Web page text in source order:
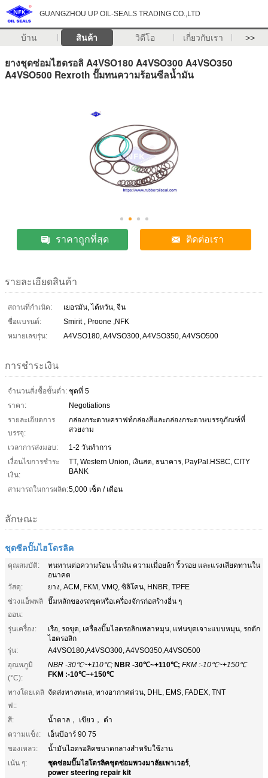
GUANGZHOU UP OIL-SEALS TRADING CO.,LTD
บ้าน สินค้า วิดีโอ เกี่ยวกับเรา >>
ยางชุดซ่อมไฮดรอลิ A4VSO180 A4VSO300 A4VSO350
A4VSO500 Rexroth ปั๊มทนความร้อนซีลน้ำมัน
ราคาถูกที่สุด ติดต่อเรา
รายละเอียดสินค้า
สถานที่กำเนิด:
เยอรมัน, ไต้หวัน, จีน
ชื่อแบรนด์:
Smirit , Proone ,NFK
หมายเลขรุ่น:
A4VSO180, A4VSO300, A4VSO350, A4VSO500
การชำระเงิน
จำนวนสั่งซื้อขั้นต่ำ: ชุดที่ 5
ราคา:
Negotiations
รายละเอียดการ
บรรจุ:
กล่องกระดาษคราฟท์กล่องสีและกล่องกระดาษบรรจุภัณฑ์ที่
สวยงาม
เวลาการส่งมอบ:
1-2 วันทำการ
เงื่อนไขการชำระ
เงิน:
TT, Western Union, เงินสด, ธนาคาร, PayPal.HSBC, CITY
BANK
สามารถในการผลิต:5,000 เซ็ต / เดือน
ลักษณะ
ชุดซีลปั๊มไฮโดรลิค
คุณสมบัติ:
ทนทานต่อความร้อน น้ำมัน ความเมื่อยล้า ริ้วรอย และแรงเสียดทานใน
อนาคต
วัสดุ:
ยาง, ACM, FKM, VMQ, ซิลิโคน, HNBR, TPFE
ช่วงแอ็พพลิ
ออน:
ปั๊มหลักของรถขุดหรือเครื่องจักรก่อสร้างอื่น ๆ
รุ่นเครื่อง:
เรือ, รถขุด, เครื่องปั๊มไฮดรอลิกเพลาหมุน, แท่นขุดเจาะแบบหมุน, รถตัก
ไฮดรอลิก
รุ่น:
A4VSO180,A4VSO300, A4VSO350,A4VSO500
อุณหภูมิ
(°C):
NBR -30℃~+110℃; NBR -30℃~+110℃; FKM :-10℃~+150℃
FKM :-10℃~+150℃
ทางโดยเดลิ
ฟ::
จัดส่งทางทะเล, ทางอากาศด่วน, DHL, EMS, FADEX, TNT
สี:
น้ำตาล， เขียว， ดำ
ความแข็ง:
เอ็นบีอาร์ 90 75
ของเหลว:
น้ำมันไฮดรอลิคขนาดกลางสำหรับใช้งาน
เน้น ๆ:
ชุดซ่อมปั๊มไฮโดรลิคชุดซ่อมพวงมาลัยเพาเวอร์,
power steering repair kit